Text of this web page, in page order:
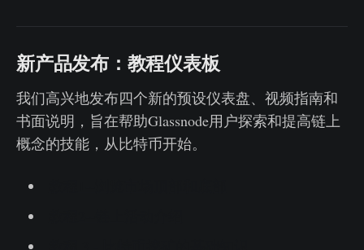
新产品发布：教程仪表板
我们高兴地发布四个新的预设仪表盘、视频指南和
书面说明，旨在帮助Glassnode用户探索和提高链上
概念的技能，从比特币开始。